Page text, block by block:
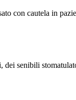
con cautela in
dei senibili